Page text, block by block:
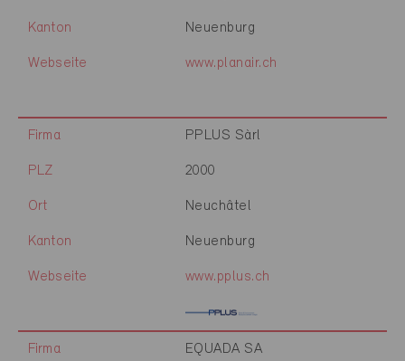
Kanton Neuenburg
Webseite www.planair.ch
Firma PPLUS Sàrl
PLZ 2000
Ort Neuchâtel
Kanton Neuenburg
Webseite www.pplus.ch
Firma EQUADA SA